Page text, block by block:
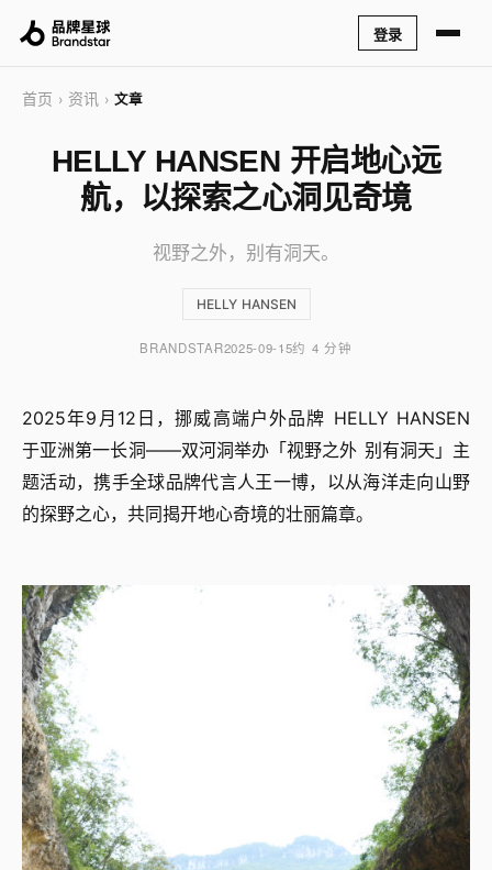
登录
首页 › 资讯 › 文章
HELLY HANSEN 开启地心远
航，以探索之心洞见奇境
视野之外，别有洞天。
HELLY HANSEN
BRANDSTAR2025-09-15约 4 分钟
2025年9月12日，挪威高端户外品牌 HELLY HANSEN
于亚洲第一长洞——双河洞举办「视野之外 别有洞天」主
题活动，携手全球品牌代言人王一博，以从海洋走向山野
的探野之心，共同揭开地心奇境的壮丽篇章。